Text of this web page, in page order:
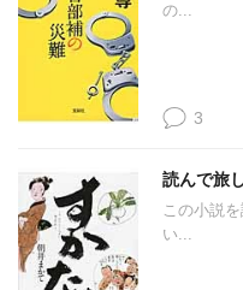
の...
3
読んで旅
この小説
い...